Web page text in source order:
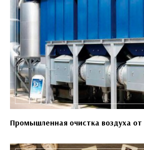
Промышленная очистка воздуха